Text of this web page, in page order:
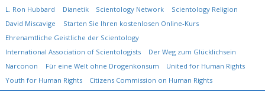
L. Ron Hubbard Dianetik Scientology Network
Scientology Religion
David Miscavige
Starten Sie Ihren kostenlosen Online-Kurs
Ehrenamtliche Geistliche der Scientology
International Association of Scientologists
Der Weg zum Glücklichsein
Narconon
Für eine Welt ohne Drogenkonsum
United for Human Rights
Youth for Human Rights
Citizens Commission on Human Rights